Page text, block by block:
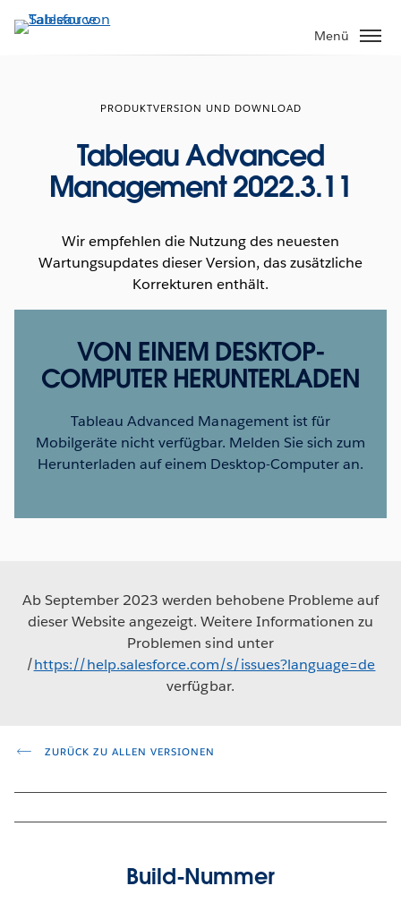
Direkt
zum
Menü
PRODUKTVERSION UND DOWNLOAD
Tableau Advanced
Management 2022.3.11
Wir empfehlen die Nutzung des neuesten
Wartungsupdates dieser Version, das zusätzliche
Korrekturen enthält.
VON EINEM DESKTOP-
COMPUTER HERUNTERLADEN
Tableau Advanced Management ist für
Mobilgeräte nicht verfügbar. Melden Sie sich zum
Herunterladen auf einem Desktop-Computer an.
Ab September 2023 werden behobene Probleme auf
dieser Website angezeigt. Weitere Informationen zu
Problemen sind unter
/https://help.salesforce.com/s/issues?language=de
verfügbar.
ZURÜCK ZU ALLEN VERSIONEN
Build-Nummer